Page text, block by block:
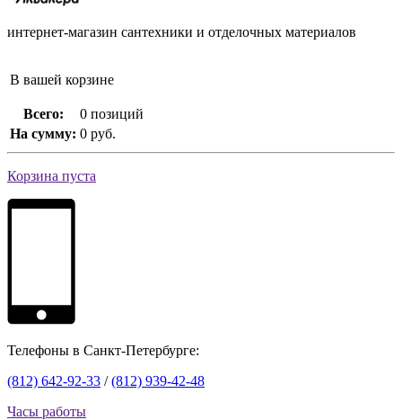
интернет-магазин сантехники и отделочных материалов
В вашей корзине
Всего:
0 позиций
На сумму: 0 руб.
Корзина пуста
Телефоны в Санкт-Петербурге:
(812) 642-92-33 /(812) 939-42-48
Часы работы